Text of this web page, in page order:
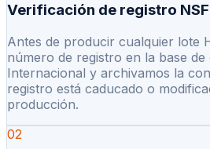
Verificación de registro
Antes de producir cualquier lote
número de registro en la base
Internacional y archivamos la
registro está caducado o
producción.
02